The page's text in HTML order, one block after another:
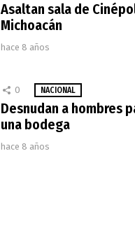
Asaltan sala de
Michoacán
hace 8 años
0 NACIONAL
Desnudan a hombres
una bodega
hace 8 años